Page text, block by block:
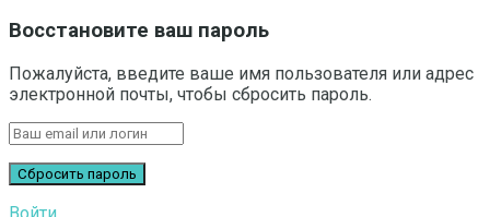
Восстановите ваш пароль
Пожалуйста, введите ваше имя пользователя или адрес
электронной почты, чтобы сбросить пароль.